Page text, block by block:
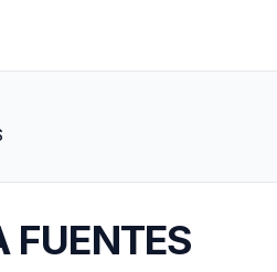
FUENTES